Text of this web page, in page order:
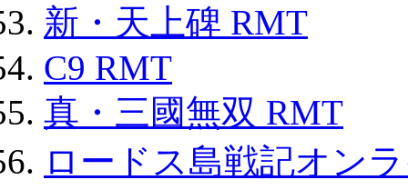
新・天上碑 RMT
C9 RMT
真・三國無双 RMT
ロードス島戦記オン